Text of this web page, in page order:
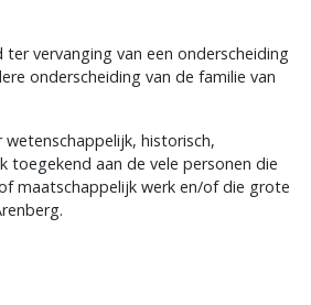
vervanging van een onderscheiding
onderscheiding van de familie van
historisch,
toegekend aan de vele personen die
maatschappelijk werk en/of die grote